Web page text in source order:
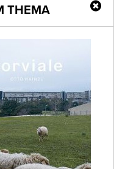
THEMA
GmbH
All rights